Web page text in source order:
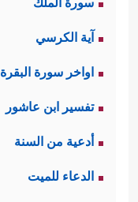
آية الكرسي
اواخر سورة البقرة
تفسير ابن عاشور
أدعية من السنة
الدعاء للميت